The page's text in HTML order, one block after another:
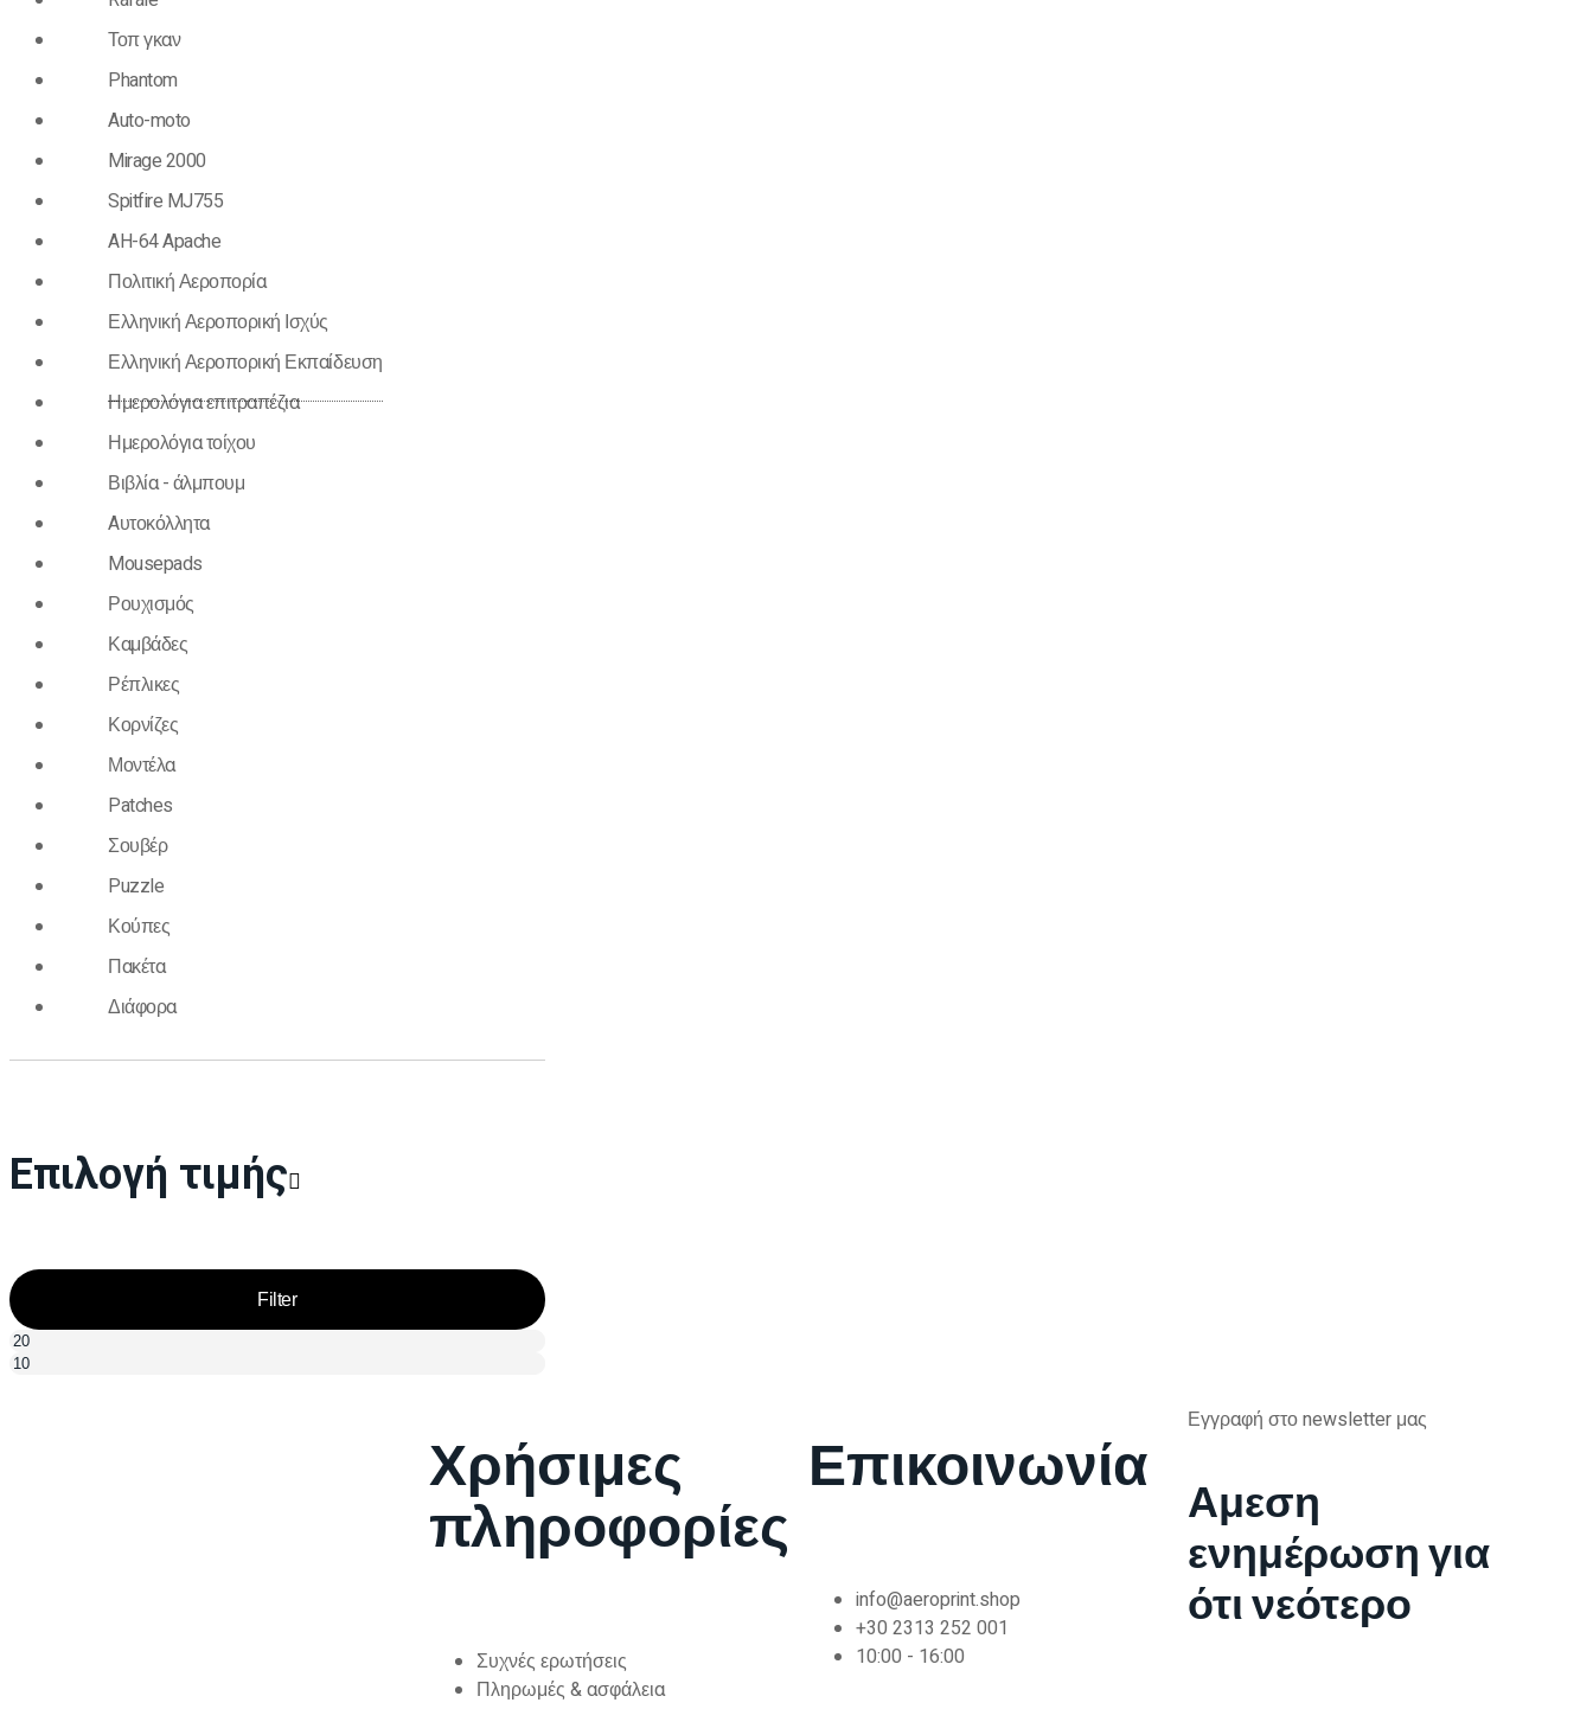
Τοπ γκαν
Phantom
Auto-moto
Mirage 2000
Spitfire MJ755
AH-64 Apache
Πολιτική Αεροπορία
Ελληνική Αεροπορική Ισχύς
Ελληνική Αεροπορική Εκπαίδευση
Ημερολόγια επιτραπέζια
Ημερολόγια τοίχου
Βιβλία - άλμπουμ
Aυτοκόλλητα
Mousepads
Ρουχισμός
Καμβάδες
Ρέπλικες
Κορνίζες
Μοντέλα
Patches
Σουβέρ
Puzzle
Κούπες
Πακέτα
Διάφορα
Επιλογή τιμής
Filter
Χρήσιμες
πληροφορίες
Συχνές ερωτήσεις
Πληρωμές & ασφάλεια
Επικοινωνία
info@aeroprint.shop
+30 2313 252 001
10:00 - 16:00
Εγγραφή στο newsletter μας
Αμεση
ενημέρωση για
ότι νεότερο